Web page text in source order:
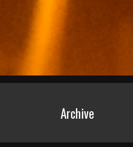
Archive